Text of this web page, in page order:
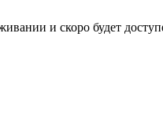
и скоро будет